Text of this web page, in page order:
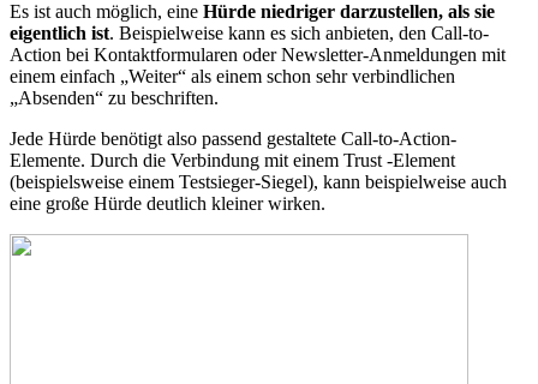
Es ist auch möglich, eine Hürde niedriger darzustellen, als sie
eigentlich ist. Beispielweise kann es sich anbieten, den Call-to-
Action bei Kontaktformularen oder Newsletter-Anmeldungen mit
einem einfach „Weiter“ als einem schon sehr verbindlichen
„Absenden“ zu beschriften.
Jede Hürde benötigt also passend gestaltete Call-to-Action-
Elemente. Durch die Verbindung mit einem Trust -Element
(beispielsweise einem Testsieger-Siegel), kann beispielweise auch
eine große Hürde deutlich kleiner wirken.